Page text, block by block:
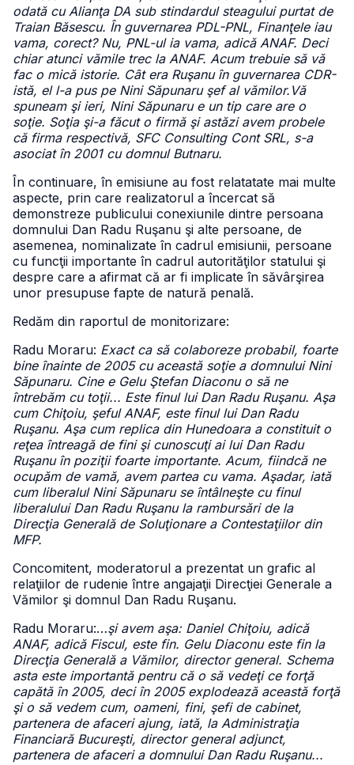
odată cu Alianţa DA sub stindardul steagului purtat de
Traian Băsescu. În guvernarea PDL-PNL, Finanţele iau
vama, corect? Nu, PNL-ul ia vama, adică ANAF. Deci
chiar atunci vămile trec la ANAF. Acum trebuie să vă
fac o mică istorie. Cât era Ruşanu în guvernarea CDR-
istă, el l-a pus pe Nini Săpunaru şef al vămilor.Vă
spuneam şi ieri, Nini Săpunaru e un tip care are o
soţie. Soţia şi-a făcut o firmă şi astăzi avem probele
că firma respectivă, SFC Consulting Cont SRL, s-a
asociat în 2001 cu domnul Butnaru.
În continuare, în emisiune au fost relatatate mai multe
aspecte, prin care realizatorul a încercat să
demonstreze publicului conexiunile dintre persoana
domnului Dan Radu Ruşanu şi alte persoane, de
asemenea, nominalizate în cadrul emisiunii, persoane
cu funcţii importante în cadrul autorităţilor statului şi
despre care a afirmat că ar fi implicate în săvârşirea
unor presupuse fapte de natură penală.
Redăm din raportul de monitorizare:
Radu Moraru: Exact ca să colaboreze probabil, foarte
bine înainte de 2005 cu această soţie a domnului Nini
Săpunaru. Cine e Gelu Ştefan Diaconu o să ne
întrebăm cu toţii... Este finul lui Dan Radu Ruşanu. Aşa
cum Chiţoiu, şeful ANAF, este finul lui Dan Radu
Ruşanu. Aşa cum replica din Hunedoara a constituit o
reţea întreagă de fini şi cunoscuţi ai lui Dan Radu
Ruşanu în poziţii foarte importante. Acum, fiindcă ne
ocupăm de vamă, avem partea cu vama. Aşadar, iată
cum liberalul Nini Săpunaru se întâlneşte cu finul
liberalului Dan Radu Ruşanu la rambursări de la
Direcţia Generală de Soluţionare a Contestaţiilor din
MFP.
Concomitent, moderatorul a prezentat un grafic al
relaţiilor de rudenie între angajaţii Direcţiei Generale a
Vămilor şi domnul Dan Radu Ruşanu.
Radu Moraru:…şi avem aşa: Daniel Chiţoiu, adică
ANAF, adică Fiscul, este fin. Gelu Diaconu este fin la
Direcţia Generală a Vămilor, director general. Schema
asta este importantă pentru că o să vedeţi ce forţă
capătă în 2005, deci în 2005 explodează această forţă
şi o să vedem cum, oameni, fini, şefi de cabinet,
partenera de afaceri ajung, iată, la Administraţia
Financiară Bucureşti, director general adjunct,
partenera de afaceri a domnului Dan Radu Ruşanu...